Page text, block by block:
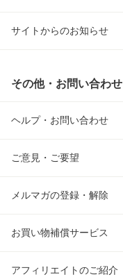
サイトからのお知らせ
その他・お問い合わせ
ヘルプ・お問い合わせ
ご意見・ご要望
メルマガの登録・解除
お買い物補償サービス
アフィリエイトのご紹介